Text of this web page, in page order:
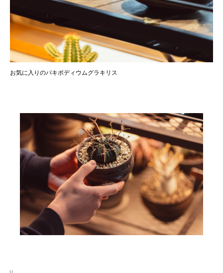
お気に入りのパキポディウムグラキリス